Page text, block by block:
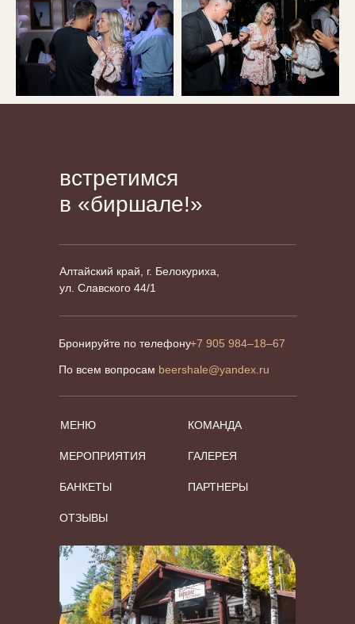
встретимся
в «биршале!»
Алтайский край, г. Белокуриха,
ул. Славского 44/1
Бронируйте по телефону
По всем вопросам
+7 905 984–18–67
beershale@yandex.ru
МЕНЮ
БАНКЕТЫ
ОТЗЫВЫ
КОМАНДА
ГАЛЕРЕЯ
ПАРТНЕРЫ
МЕРОПРИЯТИЯ